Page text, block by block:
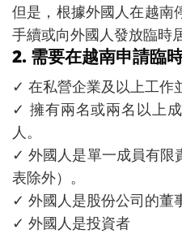
但是，根據外國人在越南
手續或向外國人發放臨時
2. 需要在越南申請臨
✓ 在私營企業及以上工作
✓ 擁有兩名或兩名以上
人。
✓ 外國人是單一成員有限
表除外）。
✓ 外國人是股份公司的董
✓ 外國人是投資者